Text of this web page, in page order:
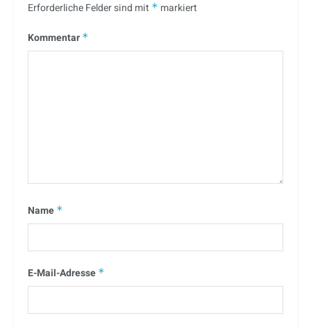
Erforderliche Felder sind mit * markiert
Kommentar *
Name *
E-Mail-Adresse *